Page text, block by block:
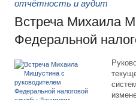
отчётность и аудит
Встреча Михаила
Федеральной